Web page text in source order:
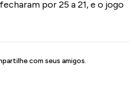
por 25 a 21, e o jogo
com seus amigos.